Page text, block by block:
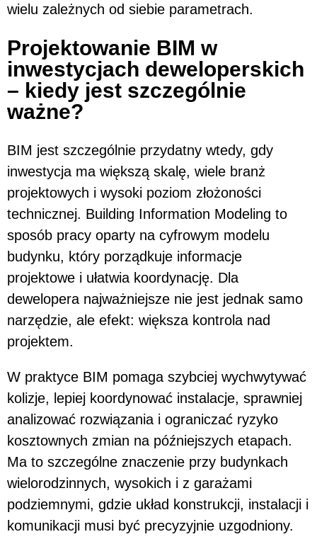
wielu zależnych od siebie parametrach.
Projektowanie BIM w
inwestycjach deweloperskich
– kiedy jest szczególnie
ważne?
BIM jest szczególnie przydatny wtedy, gdy
inwestycja ma większą skalę, wiele branż
projektowych i wysoki poziom złożoności
technicznej. Building Information Modeling to
sposób pracy oparty na cyfrowym modelu
budynku, który porządkuje informacje
projektowe i ułatwia koordynację. Dla
dewelopera najważniejsze nie jest jednak samo
narzędzie, ale efekt: większa kontrola nad
projektem.
W praktyce BIM pomaga szybciej wychwytywać
kolizje, lepiej koordynować instalacje, sprawniej
analizować rozwiązania i ograniczać ryzyko
kosztownych zmian na późniejszych etapach.
Ma to szczególne znaczenie przy budynkach
wielorodzinnych, wysokich i z garażami
podziemnymi, gdzie układ konstrukcji, instalacji i
komunikacji musi być precyzyjnie uzgodniony.